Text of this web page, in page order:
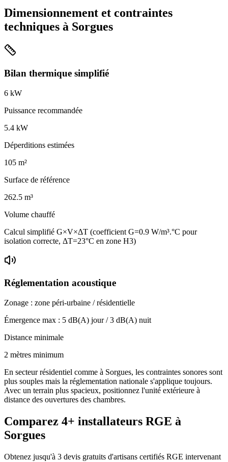
Dimensionnement et contraintes
techniques à Sorgues
Bilan thermique simplifié
6 kW
Puissance recommandée
5.4 kW
Déperditions estimées
105 m²
Surface de référence
262.5 m³
Volume chauffé
Calcul simplifié G×V×ΔT (coefficient G=0.9 W/m³.°C pour
isolation correcte, ΔT=23°C en zone H3)
Réglementation acoustique
Zonage : zone péri-urbaine / résidentielle
Émergence max : 5 dB(A) jour /3 dB(A) nuit
Distance minimale
2 mètres minimum
En secteur résidentiel comme à Sorgues, les contraintes sonores sont
plus souples mais la réglementation nationale s'applique toujours.
Avec un terrain plus spacieux, positionnez l'unité extérieure à
distance des ouvertures des chambres.
Comparez 4+ installateurs RGE à
Sorgues
Obtenez jusqu'à 3 devis gratuits d'artisans certifiés RGE intervenant